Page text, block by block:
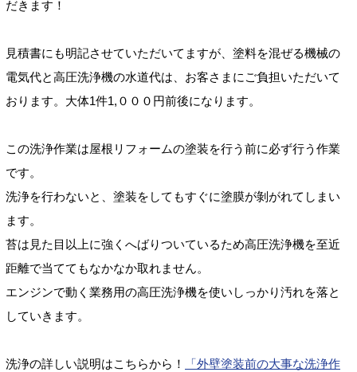
だきます！
見積書にも明記させていただいてますが、塗料を混ぜる機械の
電気代と高圧洗浄機の水道代は、お客さまにご負担いただいて
おります。大体1件1,０００円前後になります。
この洗浄作業は屋根リフォームの塗装を行う前に必ず行う作業
です。
洗浄を行わないと、塗装をしてもすぐに塗膜が剝がれてしまい
ます。
苔は見た目以上に強くへばりついているため高圧洗浄機を至近
距離で当ててもなかなか取れません。
エンジンで動く業務用の高圧洗浄機を使いしっかり汚れを落と
していきます。
洗浄の詳しい説明はこちらから！
「外壁塗装前の大事な洗浄作